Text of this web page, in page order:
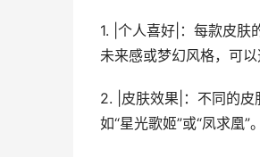
1. |个人喜好|：每款皮肤
未来感或梦幻风格，可以
2. |皮肤效果|：不同的皮
如“星光歌姬”或“凤求凰”。